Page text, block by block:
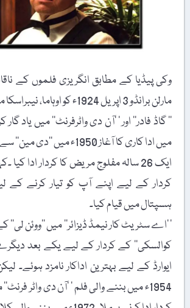
وکی پیڈیا کے مطابق انگریزی فلموں کے
مارلن برانڈو 3 اپریل 1924ء کو اوہاما، نیبراسکا میں پیدا ہوئے۔
’’ گاڈ فادر‘‘ اور ’ ’آن دی واٹرفرنٹ‘‘ میں یاد
میں ادا کاری کا آغاز 1950ء میں
ایک 26 سالہ مفلوج مریض کا کردار ادا
کردار کے لیے اپنے آپ کو تیار کرنے
ہسپتال میں قیام کیا۔
’ ’اے سٹریٹ کار نیمڈ ڈیزائر‘‘ میں ’’ووئن
کوالسکی‘‘ کے کردار کے لیے یکے بعد
ایوارڈ کے لیے بہترین اداکار نامزد ہوئے۔
1954ء میں بننے والی فلم ’ ’آن دی واٹر